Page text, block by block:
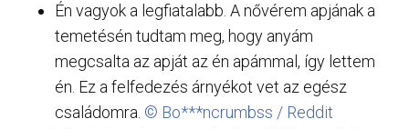
Én vagyok a legfiatalabb. A nővérem apjának a
temetésén tudtam meg, hogy anyám
megcsalta az apját az én apámmal, így lettem
én. Ez a felfedezés árnyékot vet az egész
családomra. © Bo***ncrumbss / Reddit